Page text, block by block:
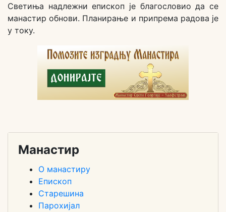
Светиња надлежни епископ је благословио да се
манастир обнови. Планирање и припрема радова је
у току.
Манастир
О манастиру
Епископ
Старешина
Парохијал